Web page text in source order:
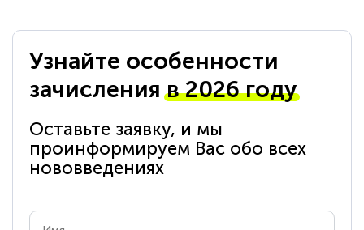
Узнайте особенности
зачисленияв 2026 году
Оставьте заявку, и мы
проинформируем Вас обо всех
нововведениях